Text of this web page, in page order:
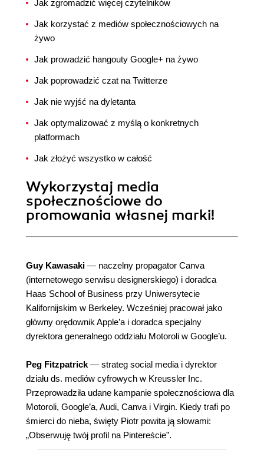
Jak zgromadzić więcej czytelników
Jak korzystać z mediów społecznościowych na
żywo
Jak prowadzić hangouty Google+ na żywo
Jak poprowadzić czat na Twitterze
Jak nie wyjść na dyletanta
Jak optymalizować z myślą o konkretnych
platformach
Jak złożyć wszystko w całość
Wykorzystaj media
społecznościowe do
promowania własnej marki!
Guy Kawasaki — naczelny propagator Canva
(internetowego serwisu designerskiego) i doradca
Haas School of Business przy Uniwersytecie
Kalifornijskim w Berkeley. Wcześniej pracował jako
główny orędownik Apple’a i doradca specjalny
dyrektora generalnego oddziału Motoroli w Google’u.
Peg Fitzpatrick — strateg social media i dyrektor
działu ds. mediów cyfrowych w Kreussler Inc.
Przeprowadziła udane kampanie społecznościowa dla
Motoroli, Google’a, Audi, Canva i Virgin. Kiedy trafi po
śmierci do nieba, święty Piotr powita ją słowami:
„Obserwuję twój profil na Pintereście”.